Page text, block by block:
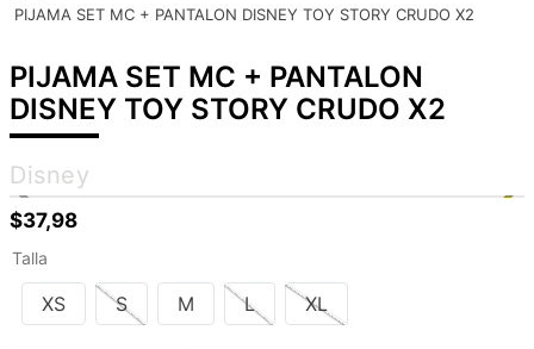
PIJAMA SET MC + PANTALON DISNEY TOY STORY CRUDO X2
PIJAMA SET MC + PANTALON
DISNEY TOY STORY CRUDO X2
Disney
$37,98
Talla
XS S M L XL